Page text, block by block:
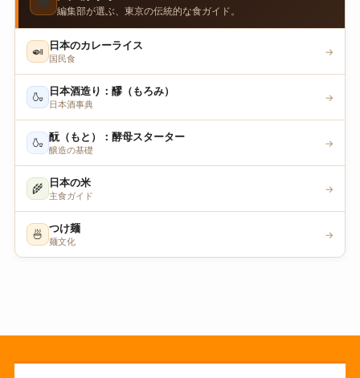
編集部が選ぶ、東京の伝統的な食ガイド。
🍛 日本のカレーライス
国民食
→
🍶 日本酒造り：醪（もろみ）
日本酒事典
→
🍶 酛（もと）：酵母スターター
醸造の基礎
→
🌾 日本の米
主食ガイド
→
🍜 つけ麺
麺文化
→